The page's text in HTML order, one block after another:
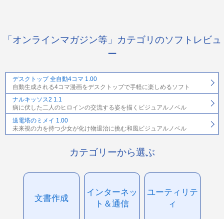
「オンラインマガジン等」カテゴリのソフトレビュ
ー
デスクトップ 全自動4コマ 1.00
自動生成される4コマ漫画をデスクトップで手軽に楽しめるソフト
ナルキッソス2 1.1
病に伏した二人のヒロインの交流する姿を描くビジュアルノベル
送電塔のミメイ 1.00
未来視の力を持つ少女が化け物退治に挑む和風ビジュアルノベル
カテゴリーから選ぶ
文書作成
インターネッ
ト＆通信
ユーティリテ
ィ